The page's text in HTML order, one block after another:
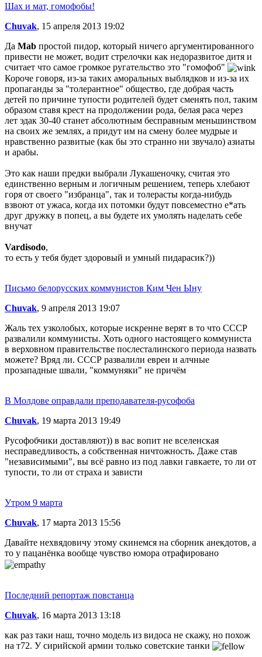
Шах и мат, гомофобы!
Chuvak, 15 апреля 2013 19:02
Да Mab простой пидор, который ничего аргументированного
привести не может, водит стрелочки как недоразвитое дитя и
считает что самое громкое ругательство это "гомофоб"
Короче говоря, из-за таких аморальных выблядков и из-за их
пропаганды за "толерантное" общество, где добрая часть
детей по причине тупости родителей будет сменять пол, таким
образом ставя крест на продолжении рода, белая раса через
лет эдак 30-40 станет абсолютным бесправным меньшинством
на своих же землях, а придут им на смену более мудрые и
нравственно развитые (как бы это странно ни звучало) азиаты
и арабы.
Это как наши предки выбрали Лукашеночку, считая это
единственно верным и логичным решением, теперь хлебают
горя от своего "избранца", так и толерасты когда-нибудь
взвоют от ужаса, когда их потомки будут повсеместно е*ать
друг дружку в попец, а вы будете их умолять наделать себе
внучат
Vardisodo,
то есть у тебя будет здоровый и умный пидарасик?))
Письмо белорусских коммунистов Ким Чен Ыну
Chuvak, 9 апреля 2013 19:07
Жаль тех узколобых, которые искренне верят в то что СССР
развалили коммунисты. Хоть одного настоящего коммуниста
в верховном правительстве послесталинского периода назвать
можете? Вряд ли. СССР развалили евреи и алчные
прозападные швали, "коммуняки" не причём
В Молдове оправдали преподавателя-русофоба
Chuvak, 19 марта 2013 19:49
Русофобчики доставляют)) в вас вопит не вселенская
несправедливость, а собственная ничтожность. Даже став
"независимыми", вы всё равно из под лавки гавкаете, то ли от
тупости, то ли от страха и зависти
Утром 9 марта
Chuvak, 17 марта 2013 15:56
Давайте нехвядовичу этому скинемся на сборник анекдотов, а
то у пацанёнка вообще чувство юмора отрафировано
Последний репортаж повстанца
Chuvak, 16 марта 2013 13:18
как раз таки наш, точно модель из видоса не скажу, но похож
на т72. У сирийской армии только советские танки